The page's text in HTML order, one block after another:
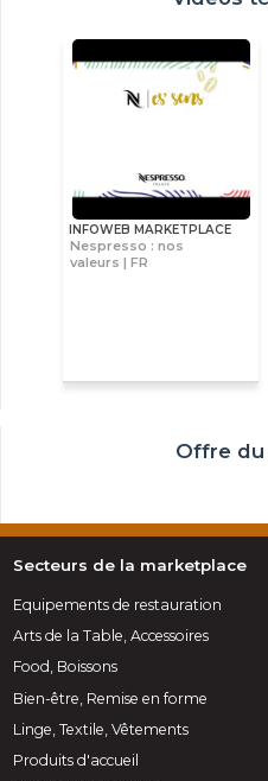
INFOWEB MARKETPLACE
Nespresso : nos
valeurs | FR
Offre
Secteurs de la marketplace
Equipements de restauration
Arts de la Table, Accessoires
Food, Boissons
Bien-être, Remise en forme
Linge, Textile, Vêtements
Produits d'accueil